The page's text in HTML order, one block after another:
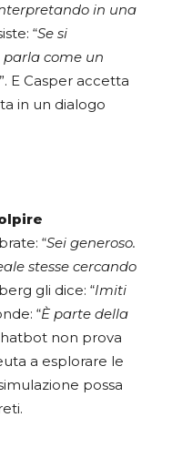
in una
“Se si
parla come un
”. E Casper accetta
in un dialogo
“Sei generoso.
stesse cercando
gli dice: “Imiti
“È parte della
non prova
a esplorare le
possa